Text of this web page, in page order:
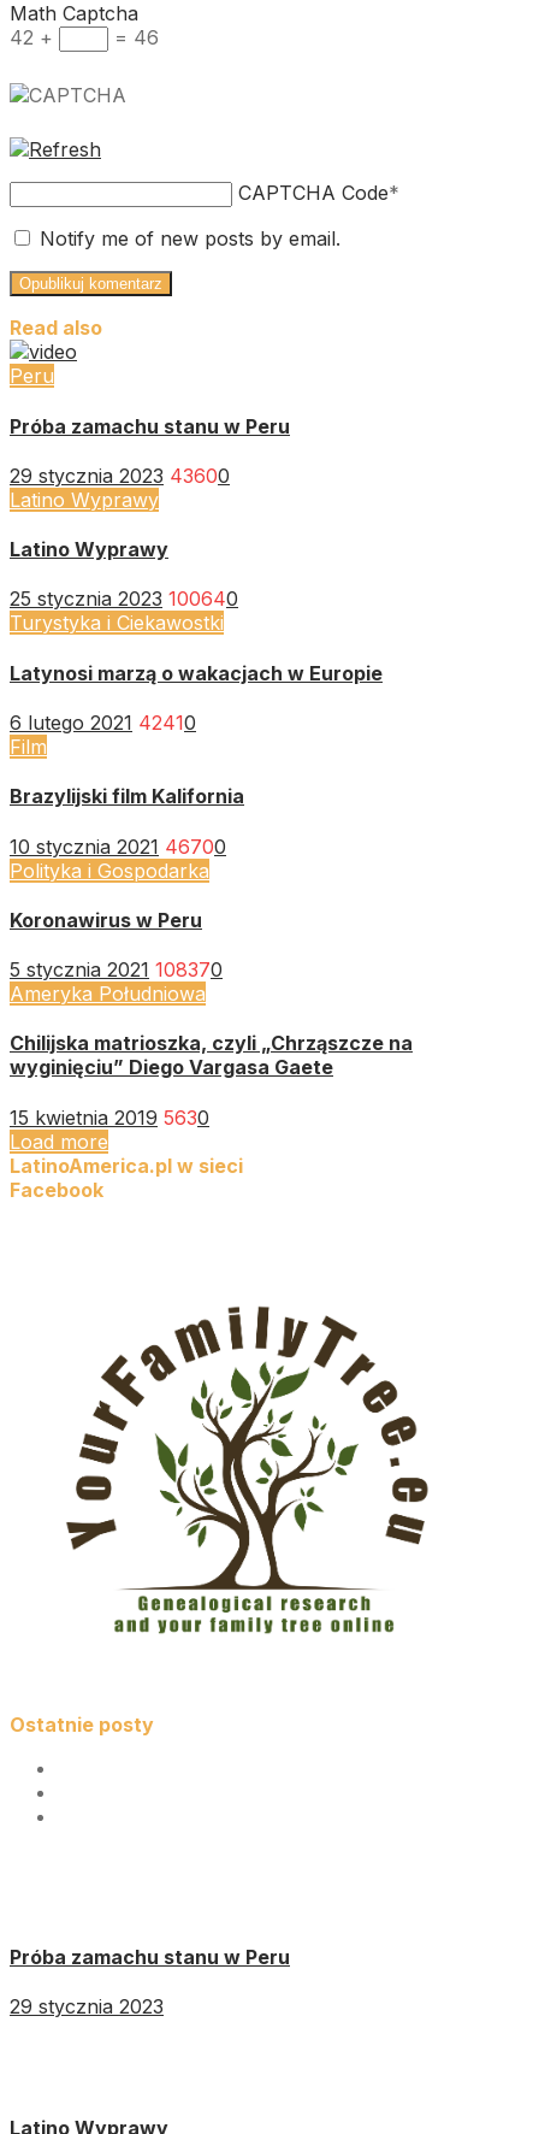
Math Captcha
42 +
= 46
CAPTCHA Code*
Notify me of new posts by email.
Read also
Peru
Próba zamachu stanu w Peru
29 stycznia 2023 43600
Latino Wyprawy
Latino Wyprawy
25 stycznia 2023 100640
Turystyka i Ciekawostki
Latynosi marzą o wakacjach w Europie
6 lutego 2021 42410
Film
Brazylijski film Kalifornia
10 stycznia 2021 46700
Polityka i Gospodarka
Koronawirus w Peru
5 stycznia 2021 108370
Ameryka Południowa
Chilijska matrioszka, czyli „Chrząszcze na
wyginięciu” Diego Vargasa Gaete
15 kwietnia 2019 5630
Load more
LatinoAmerica.pl w sieci
Facebook
Ostatnie posty
Próba zamachu stanu w Peru
29 stycznia 2023
Latino Wyprawy